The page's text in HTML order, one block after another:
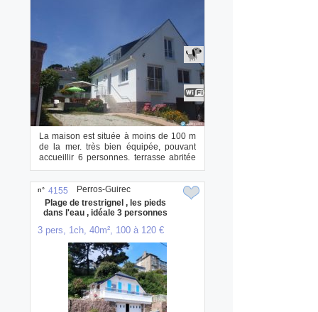
La maison est située à moins de 100 m
de la mer. très bien équipée, pouvant
accueillir 6 personnes. terrasse abritée
d...
n° 4155
Plage de trestrignel , les pieds
dans l'eau , idéale 3 personnes
3 pers, 1ch, 40m², 100 à 120 €
Perros-Guirec